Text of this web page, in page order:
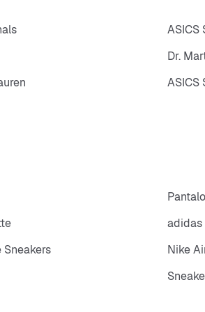
ASICS
Dr.
ASICS
adidas
Nike